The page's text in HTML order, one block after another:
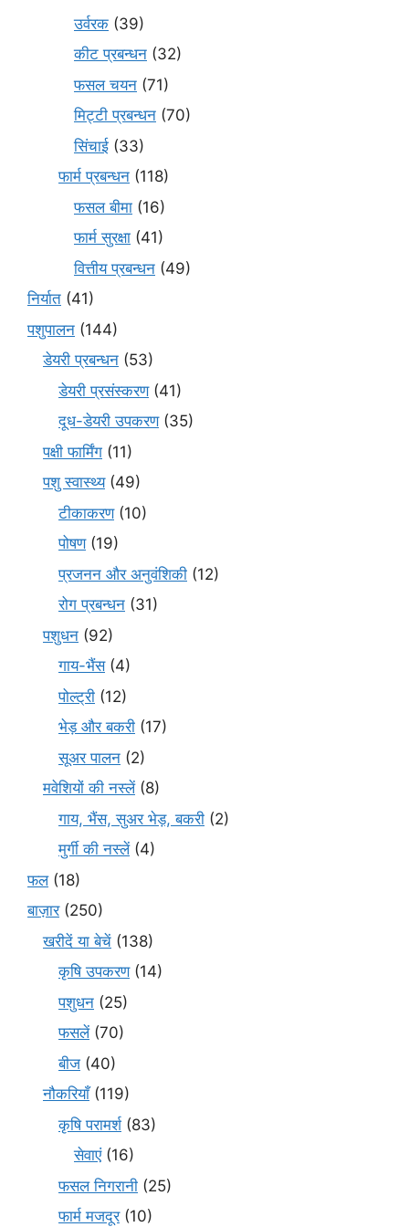
उर्वरक (39)
कीट प्रबन्धन (32)
फसल चयन (71)
मि‌ट्टी प्रबन्धन (70)
सिंचाई (33)
फार्म प्रबन्धन (118)
फसल बीमा (16)
फार्म सुरक्षा (41)
वित्तीय प्रबन्धन (49)
निर्यात (41)
पशुपालन (144)
डेयरी प्रबन्धन (53)
डेयरी प्रसंस्करण(41)
दूध-डेयरी उपकरण(35)
पक्षी फार्मिंग (11)
पशु स्वास्थ्य(49)
टीकाकरण(10)
पोषण(19)
प्रजनन और अनुवंशिकी (12)
रोग प्रबन्धन (31)
पशुधन (92)
गाय-भैंस(4)
पोल्ट्री (12)
भेड़ और बकरी (17)
सूअर पालन (2)
मवेशियों की नस्लें(8)
गाय, भैंस, सुअर भेड़, बकरी (2)
मुर्गी की नस्लें(4)
फल(18)
बाज़ार(250)
खरीदें या बेचें (138)
कृषि उपकरण(14)
पशुधन (25)
फसलें(70)
बीज (40)
नौकरियाँ(119)
कृषि परामर्श(83)
सेवाएं(16)
फसल निगरानी (25)
फार्म मजदूर(10)